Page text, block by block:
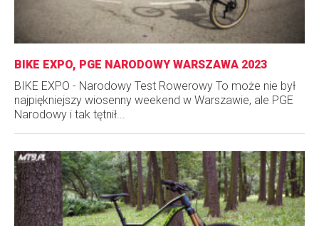
BIKE EXPO, PGE NARODOWY WARSZAWA 2023
BIKE EXPO - Narodowy Test Rowerowy To może nie był
najpiękniejszy wiosenny weekend w Warszawie, ale PGE
Narodowy i tak tętnił...